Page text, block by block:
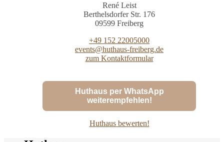
René Leist
Berthelsdorfer Str. 176
09599 Freiberg
+49 152 22005000
events@huthaus-freiberg.de
zum Kontaktformular
Huthaus per WhatsApp
weiterempfehlen!
Huthaus bewerten!